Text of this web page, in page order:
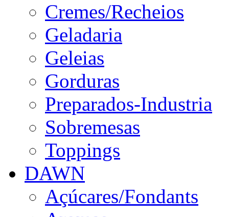
Cremes/Recheios
Geladaria
Geleias
Gorduras
Preparados-Industria
Sobremesas
Toppings
DAWN
Açúcares/Fondants